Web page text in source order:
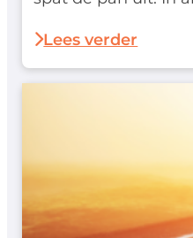
vervolgd. Net als
beproevingen het
Lees verder